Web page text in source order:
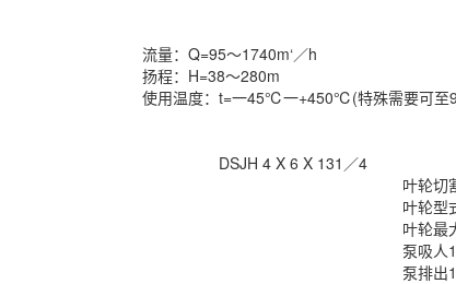
流量：Q=95～1740m‘／h
扬程：H=38～280m
使用温度：t=一45℃一+450℃(特殊需要可至
DSJH 4 X 6 X 131／4
叶轮切割次数，即
叶轮型式代
叶轮最大直径(
泵吸人13直径(
泵排出13直径(